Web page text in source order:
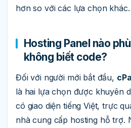
hơn so với các lựa chọn khác.
Hosting Panel nào
không biết code?
Đối với người mới bắt đầu,
là hai lựa chọn được khuyên
có giao diện tiếng Việt, trực
nhà cung cấp hosting hỗ trợ.